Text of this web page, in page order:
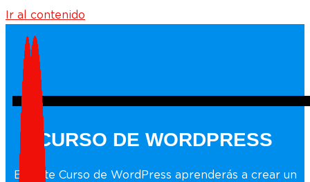
Ir al contenido
CURSO DE WORDPRESS
En este Curso de WordPress aprenderás a crear un